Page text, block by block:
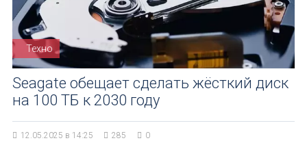
Техно
Seagate обещает сделать жёсткий диск
на 100 ТБ к 2030 году
12.05.2025 в 14:25 285 0